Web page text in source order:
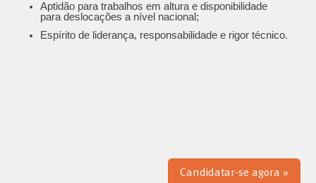
Aptidão para trabalhos em altura e disponibilidade
para deslocações a nível nacional;
Espírito de liderança, responsabilidade e rigor técnico.
Candidatar-se agora »